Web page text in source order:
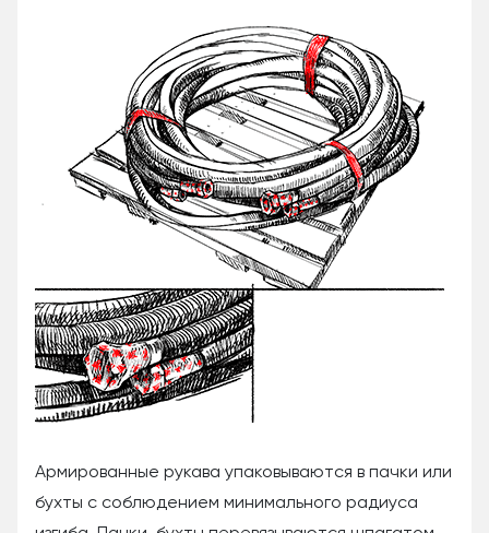
Армированные рукава упаковываются в пачки или
бухты с соблюдением минимального радиуса